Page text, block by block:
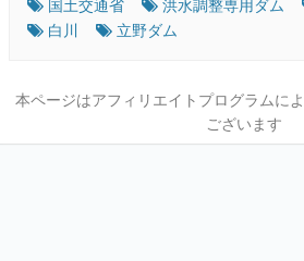
国土交通省
洪水調整専用ダム
白川
立野ダム
本ページはアフィリエイトプログラムに
ございます